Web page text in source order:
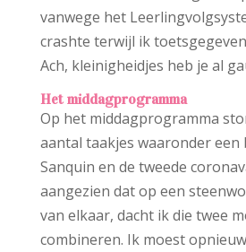
vanwege het
crashte terwijl ik
Ach, kleinigheidjes heb je al
Het middagprogramma
Op het middagprogramma
aantal taakjes waaronder een
Sanquin en de tweede
aangezien dat op een
van elkaar, dacht ik die twee
combineren. Ik moest